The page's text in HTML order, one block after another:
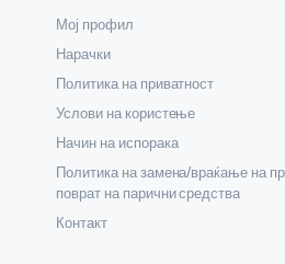
Мој профил
Нарачки
Политика на приватност
Услови на користење
Начин на испорака
Политика на замена/враќање на
поврат на парични средства
Контакт